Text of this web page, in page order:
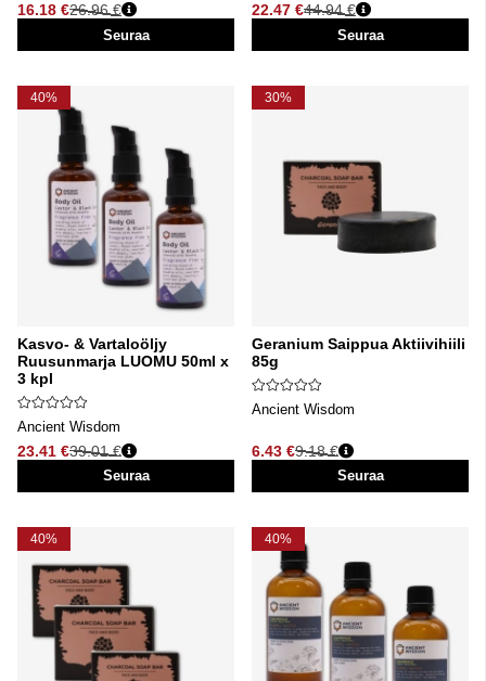
16.18 €
Normaali hinta
26.96 €
Seuraa
22.47 €
Normaali hinta
44.94 €
Seuraa
40%
Kasvo- & Vartaloöljy
Ruusunmarja LUOMU 50ml x
3 kpl
Ancient Wisdom
23.41 €
Normaali hinta
39.01 €
Seuraa
30%
Geranium Saippua Aktiivihiili
85g
Ancient Wisdom
6.43 €
Normaali hinta
9.18 €
Seuraa
40% 40%